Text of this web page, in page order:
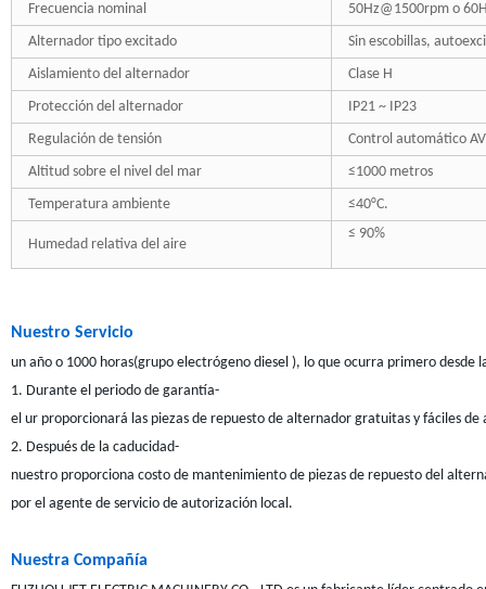
Frecuencia nominal
50Hz@1500rpm o
Alternador tipo excitado
Sin escobillas,
Aislamiento del alternador
Clase H
Protección del alternador
IP21 ~ IP23
Regulación de tensión
Control automático
Altitud sobre el nivel del mar
≤1000 metros
Temperatura ambiente
≤40°C.
Humedad relativa del aire
≤ 90%
Nuestro Servicio
un año o 1000 horas(grupo electrógeno diesel ), lo que ocurra primero desde
1. Durante el periodo de garantía-
el ur proporcionará las piezas de repuesto de alternador gratuitas y fáciles
2. Después de la caducidad-
nuestro proporciona costo de mantenimiento de piezas de repuesto del
por el agente de servicio de autorización local.
Nuestra Compañía